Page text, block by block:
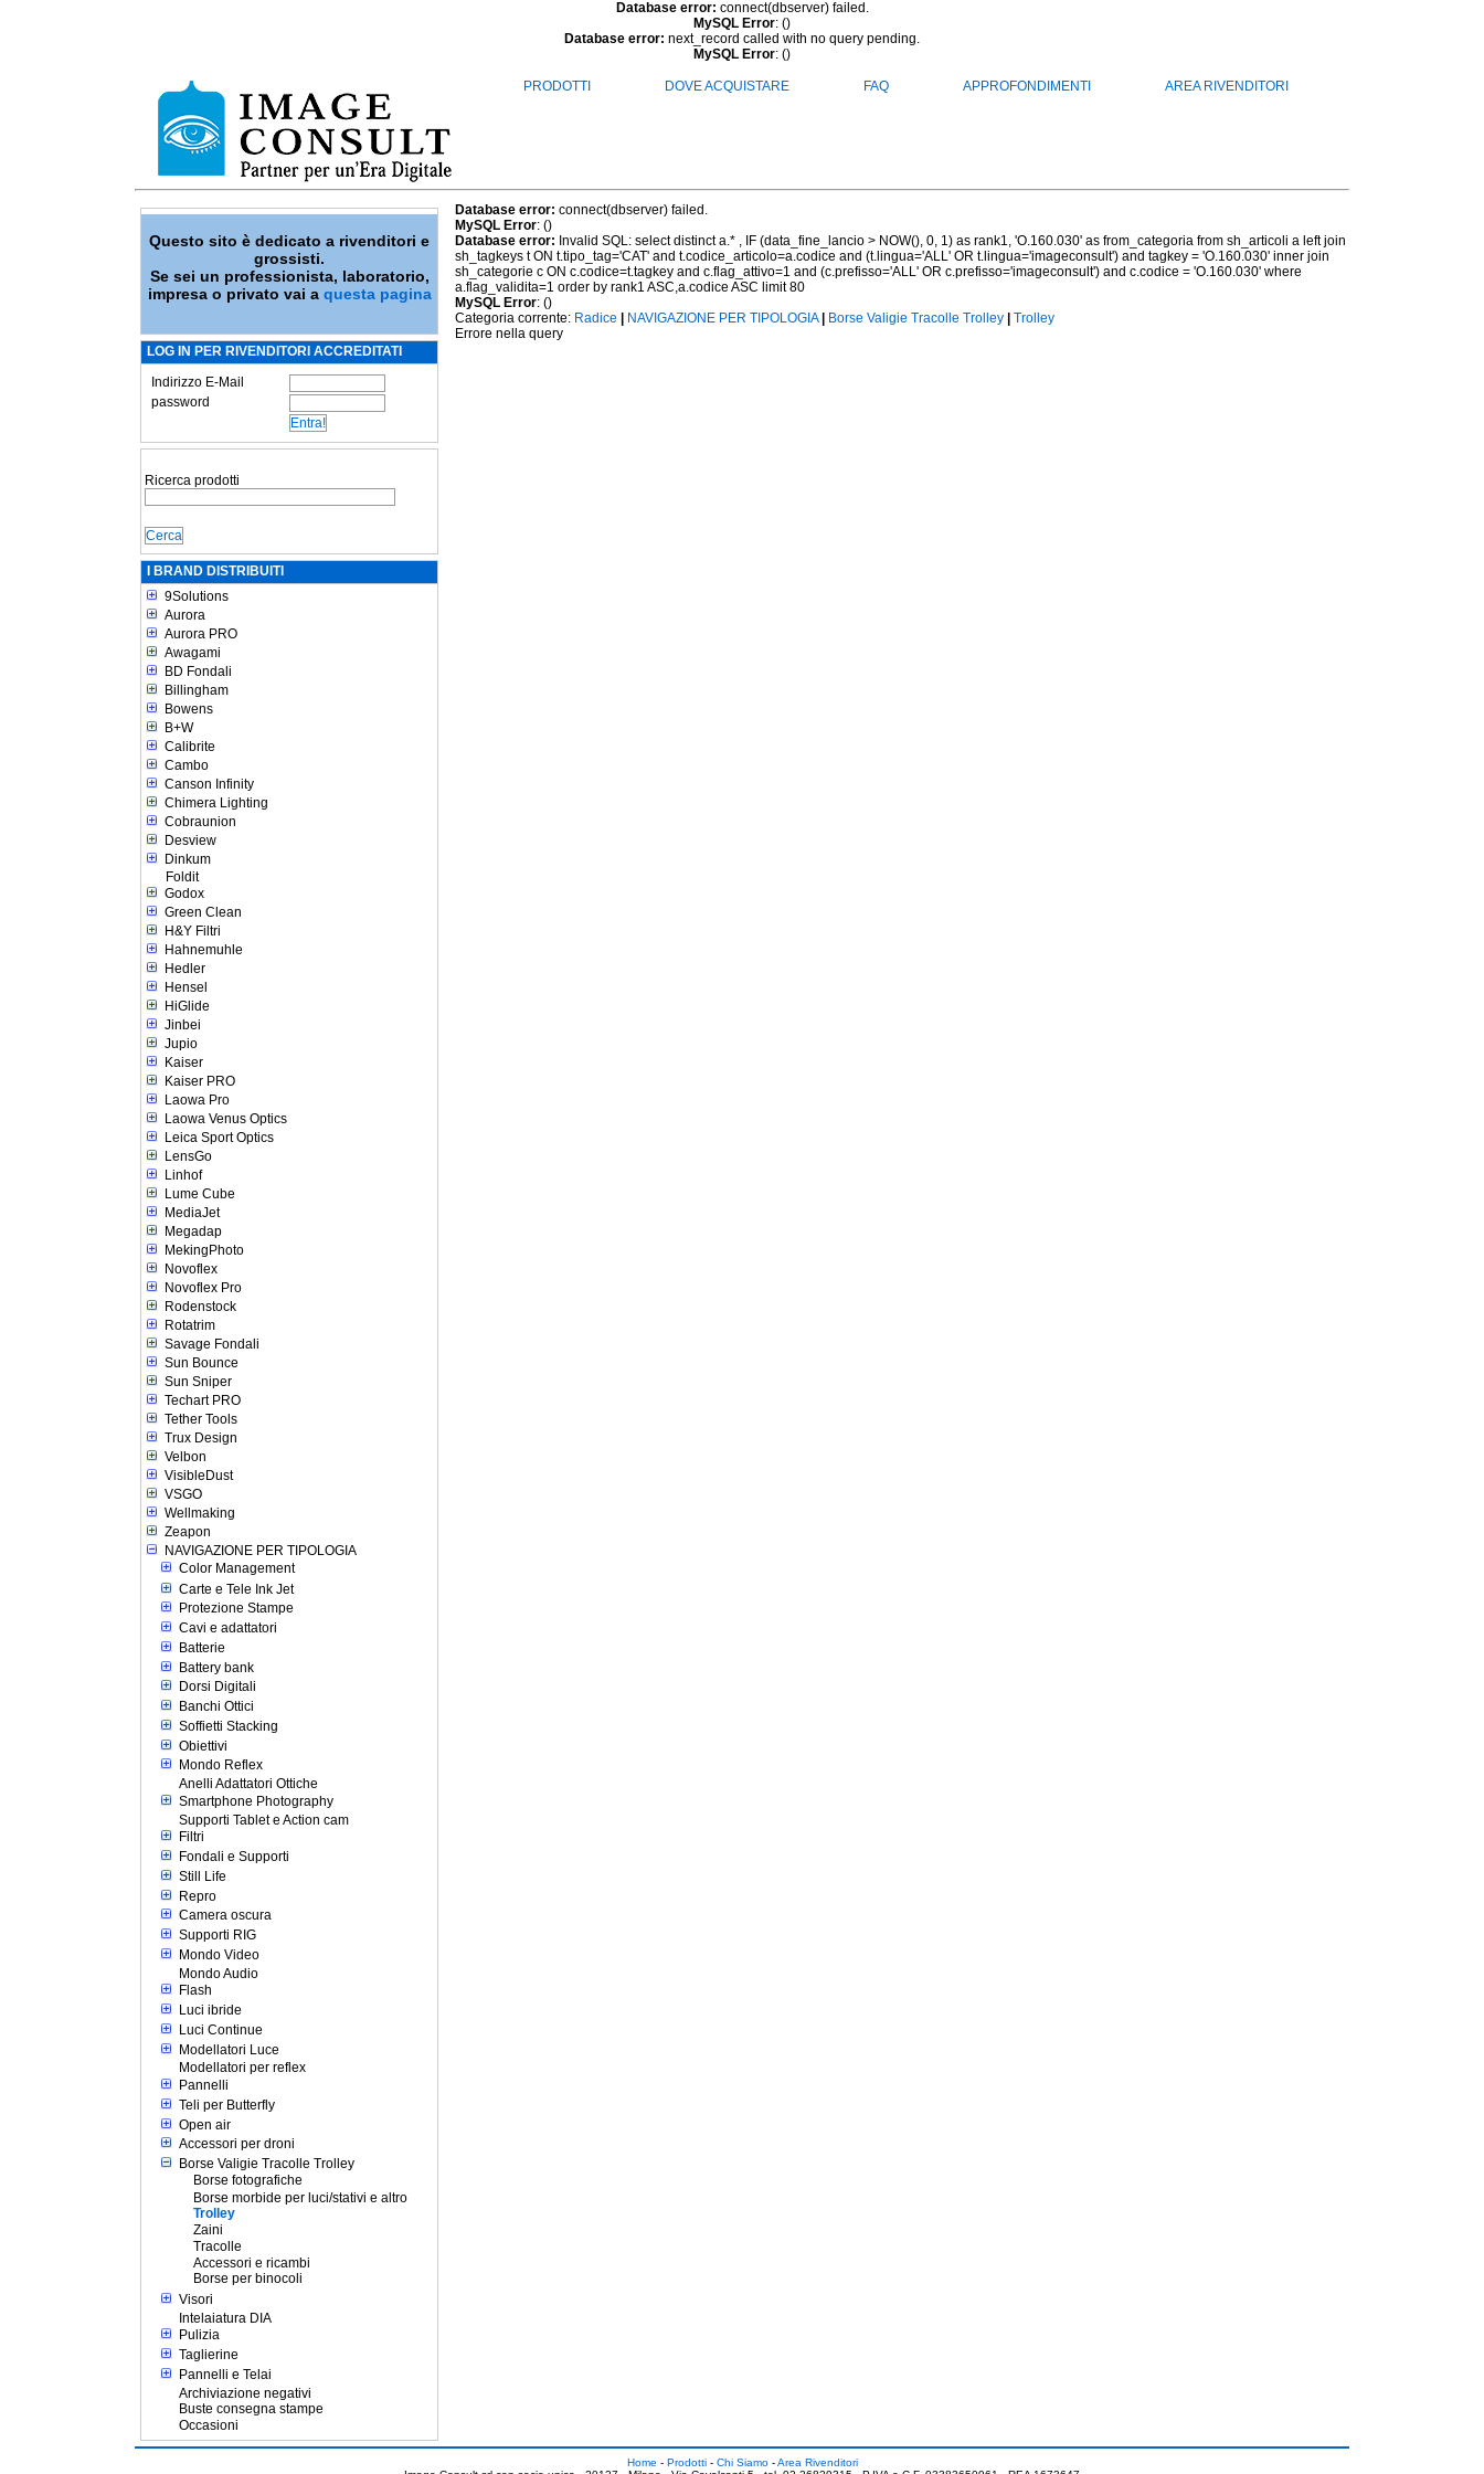
Database error: connect(dbserver) failed.
MySQL Error: ()
Database error: next_record called with no query pending.
MySQL Error: ()
PRODOTTI DOVE ACQUISTARE FAQ APPROFONDIMENTI AREA RIVENDITORI
Questo sito è dedicato a rivenditori e
grossisti.
Se sei un professionista, laboratorio,
impresa o privato vai a questa pagina
LOG IN PER RIVENDITORI ACCREDITATI
Indirizzo E-Mail
password
Ricerca prodotti
I BRAND DISTRIBUITI
9Solutions
Aurora
Aurora PRO
Awagami
BD Fondali
Billingham
Bowens
B+W
Calibrite
Cambo
Canson Infinity
Chimera Lighting
Cobraunion
Desview
Dinkum
Foldit
Godox
Green Clean
H&Y Filtri
Hahnemuhle
Hedler
Hensel
HiGlide
Jinbei
Jupio
Kaiser
Kaiser PRO
Laowa Pro
Laowa Venus Optics
Leica Sport Optics
LensGo
Linhof
Lume Cube
MediaJet
Megadap
MekingPhoto
Novoflex
Novoflex Pro
Rodenstock
Rotatrim
Savage Fondali
Sun Bounce
Sun Sniper
Techart PRO
Tether Tools
Trux Design
Velbon
VisibleDust
VSGO
Wellmaking
Zeapon
NAVIGAZIONE PER TIPOLOGIA
Color Management
Carte e Tele Ink Jet
Protezione Stampe
Cavi e adattatori
Batterie
Battery bank
Dorsi Digitali
Banchi Ottici
Soffietti Stacking
Obiettivi
Mondo Reflex
Anelli Adattatori Ottiche
Smartphone Photography
Supporti Tablet e Action cam
Filtri
Fondali e Supporti
Still Life
Repro
Camera oscura
Supporti RIG
Mondo Video
Mondo Audio
Flash
Luci ibride
Luci Continue
Modellatori Luce
Modellatori per reflex
Pannelli
Teli per Butterfly
Open air
Accessori per droni
Borse Valigie Tracolle Trolley
Borse fotografiche
Borse morbide per luci/stativi e altro
Trolley
Zaini
Tracolle
Accessori e ricambi
Borse per binocoli
Visori
Intelaiatura DIA
Pulizia
Taglierine
Pannelli e Telai
Archiviazione negativi
Buste consegna stampe
Occasioni
Database error: connect(dbserver) failed.
MySQL Error: ()
Database error: Invalid SQL: select distinct a.* , IF (data_fine_lancio > NOW(), 0, 1) as rank1, 'O.160.030' as from_categoria from sh_articoli a left join
sh_tagkeys t ON t.tipo_tag='CAT' and t.codice_articolo=a.codice and (t.lingua='ALL' OR t.lingua='imageconsult') and tagkey = 'O.160.030' inner join
sh_categorie c ON c.codice=t.tagkey and c.flag_attivo=1 and (c.prefisso='ALL' OR c.prefisso='imageconsult') and c.codice = 'O.160.030' where
a.flag_validita=1 order by rank1 ASC,a.codice ASC limit 80
MySQL Error: ()
Categoria corrente: Radice NAVIGAZIONE PER TIPOLOGIA Borse Valigie Tracolle Trolley
Trolley
Errore nella query
Home - Prodotti - Chi Siamo-Area Rivenditori